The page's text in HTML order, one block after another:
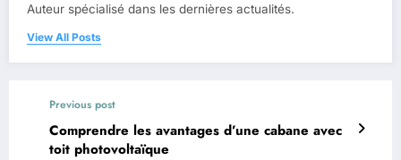
Auteur spécialisé dans les dernières actualités.
View All Posts
Previous post
Comprendre les avantages d’une cabane avec
toit photovoltaïque